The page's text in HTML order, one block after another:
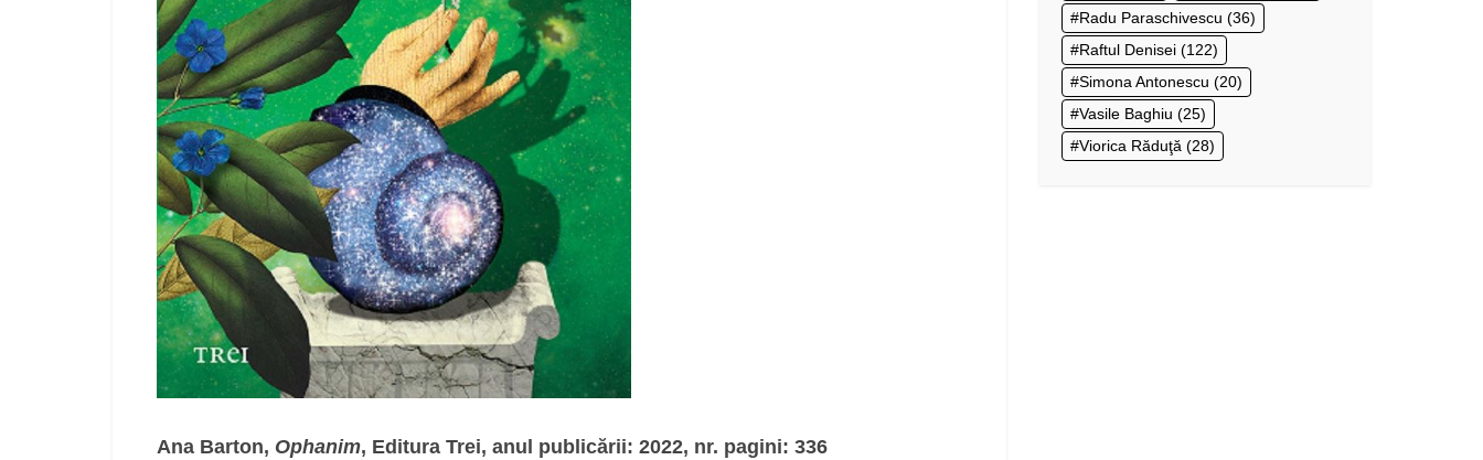
Ana Barton, Ophanim, Editura Trei, anul publicării: 2022, nr. pagini: 336
Radu Paraschivescu (36)
Raftul Denisei (122)
Simona Antonescu (20)
Vasile Baghiu (25)
Viorica Răduţă (28)